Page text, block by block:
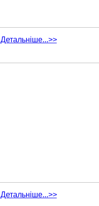
Детальніше...>>
Детальніше...>>